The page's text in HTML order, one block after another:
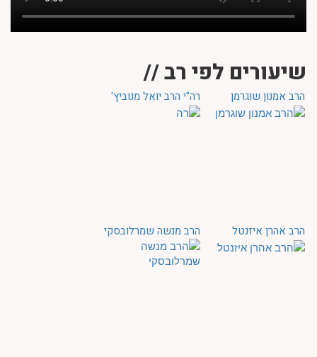
שיעורים לפי רב //
הרב אמנון שוגרמן רה"י הרב יואל מנוביץ'
הרב אהרן איזנטל הרב מנשה שמרלובסקי